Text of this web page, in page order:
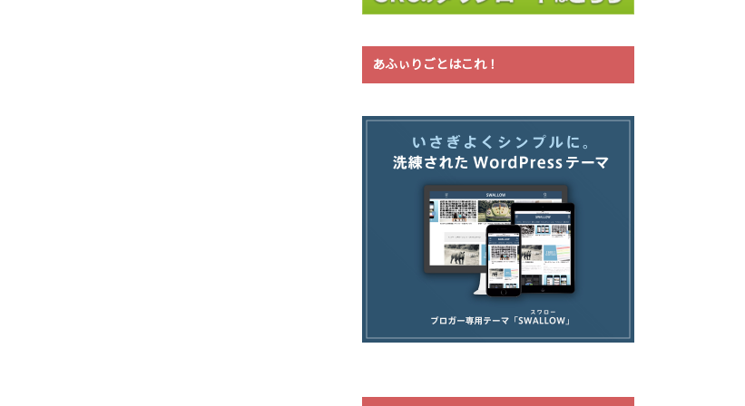
あふぃりごとはこれ！